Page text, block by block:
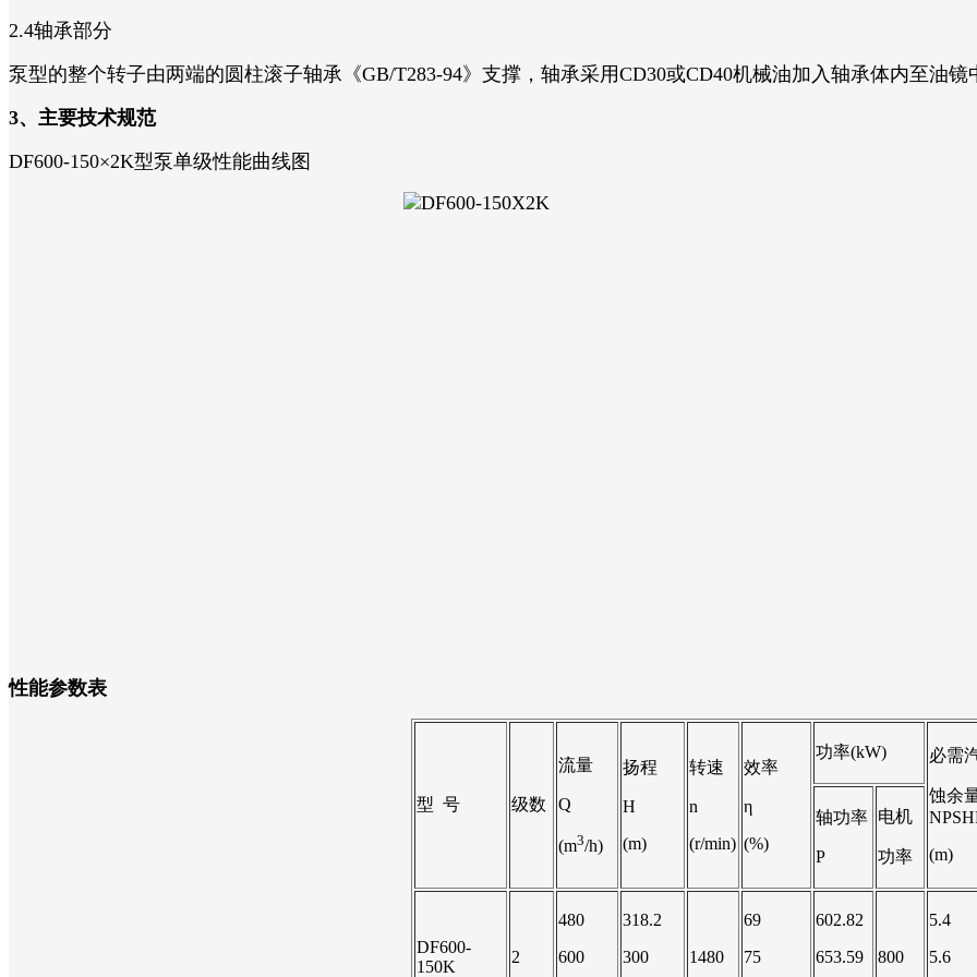
2.4轴承部分
泵型的整个转子由两端的圆柱滚子轴承《GB/T283-94》支撑，轴承采用CD30或CD40机械油加入轴承体内至油镜
3、主要技术规范
DF600-150×2K型泵单级性能曲线图
性能参数表
型 号 级数
流量
Q
(m3/h)
扬程
H
(m)
转速
n
(r/min)
效率
η
(%)
功率(kW) 必需
蚀余
(m)
轴功率
P
电机
功率
DF600-
150K
2
480
600
318.2
300
1480
69
75
602.82
653.59
800
5.4
5.6